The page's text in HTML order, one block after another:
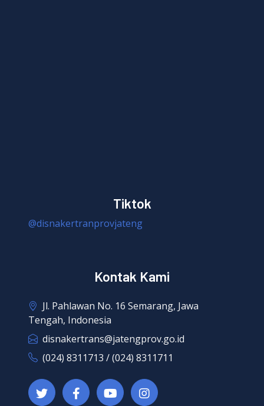
Tiktok
@disnakertranprovjateng
Kontak Kami
Jl. Pahlawan No. 16 Semarang, Jawa
Tengah, Indonesia
disnakertrans@jatengprov.go.id
(024) 8311713 / (024) 8311711